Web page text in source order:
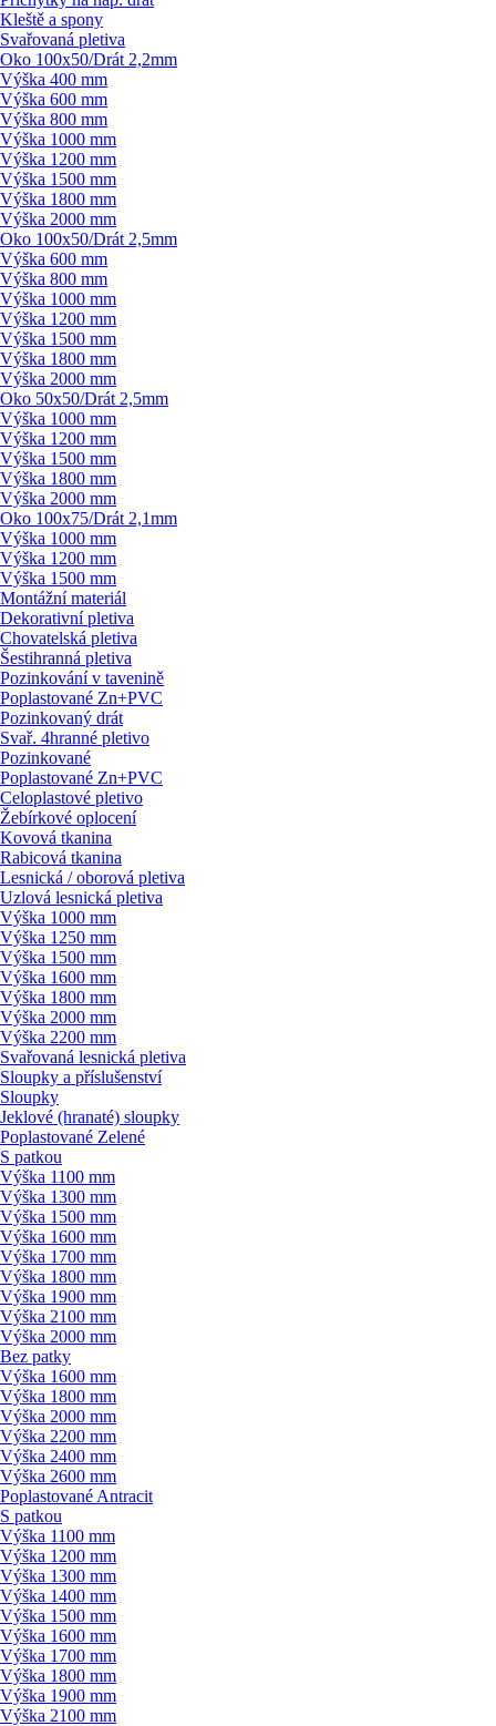
Kleště a spony
Svařovaná pletiva
Oko 100x50/Drát 2,2mm
Výška 400 mm
Výška 600 mm
Výška 800 mm
Výška 1000 mm
Výška 1200 mm
Výška 1500 mm
Výška 1800 mm
Výška 2000 mm
Oko 100x50/Drát 2,5mm
Výška 600 mm
Výška 800 mm
Výška 1000 mm
Výška 1200 mm
Výška 1500 mm
Výška 1800 mm
Výška 2000 mm
Oko 50x50/Drát 2,5mm
Výška 1000 mm
Výška 1200 mm
Výška 1500 mm
Výška 1800 mm
Výška 2000 mm
Oko 100x75/Drát 2,1mm
Výška 1000 mm
Výška 1200 mm
Výška 1500 mm
Montážní materiál
Dekorativní pletiva
Chovatelská pletiva
Šestihranná pletiva
Pozinkování v tavenině
Poplastované Zn+PVC
Pozinkovaný drát
Svař. 4hranné pletivo
Pozinkované
Poplastované Zn+PVC
Celoplastové pletivo
Žebírkové oplocení
Kovová tkanina
Rabicová tkanina
Lesnická / oborová pletiva
Uzlová lesnická pletiva
Výška 1000 mm
Výška 1250 mm
Výška 1500 mm
Výška 1600 mm
Výška 1800 mm
Výška 2000 mm
Výška 2200 mm
Svařovaná lesnická pletiva
Sloupky a příslušenství
Sloupky
Jeklové (hranaté) sloupky
Poplastované Zelené
S patkou
Výška 1100 mm
Výška 1300 mm
Výška 1500 mm
Výška 1600 mm
Výška 1700 mm
Výška 1800 mm
Výška 1900 mm
Výška 2100 mm
Výška 2000 mm
Bez patky
Výška 1600 mm
Výška 1800 mm
Výška 2000 mm
Výška 2200 mm
Výška 2400 mm
Výška 2600 mm
Poplastované Antracit
S patkou
Výška 1100 mm
Výška 1200 mm
Výška 1300 mm
Výška 1400 mm
Výška 1500 mm
Výška 1600 mm
Výška 1700 mm
Výška 1800 mm
Výška 1900 mm
Výška 2100 mm